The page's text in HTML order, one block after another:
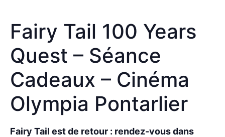
Fairy Tail 100 Years
Quest – Séance
Cadeaux – Cinéma
Olympia Pontarlier
Fairy Tail est de retour : rendez-vous dans